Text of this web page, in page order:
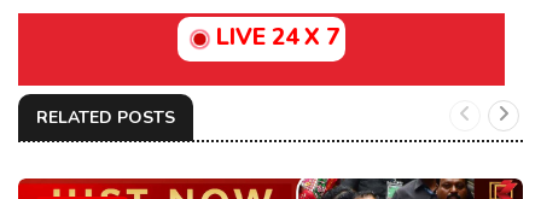
LIVE 24 X 7
RELATED POSTS